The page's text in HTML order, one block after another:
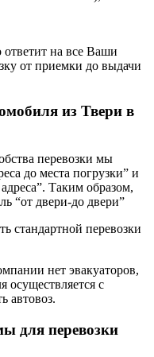
на все Ваши
от приемки до выдачи
из Твери в
перевозки мы
до места погрузки” и
Таким образом,
“от двери-до двери”
стандартной перевозки
нет эвакуаторов,
осуществляется с
автовоз.
для перевозки